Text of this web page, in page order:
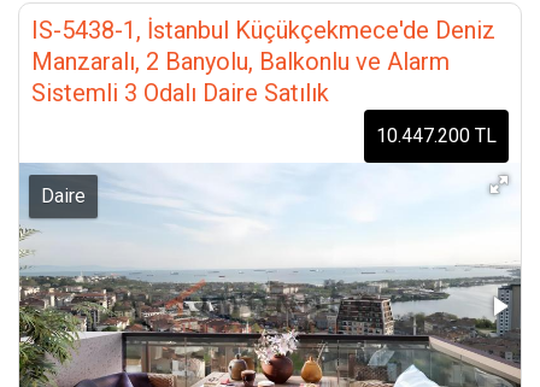
IS-5438-1, İstanbul Küçükçekmece'de Deniz
Manzaralı, 2 Banyolu, Balkonlu ve Alarm
Sistemli 3 Odalı Daire Satılık
10.447.200 TL
Daire